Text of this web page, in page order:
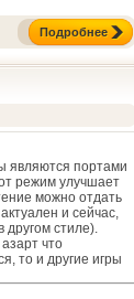
Подробнее
являются портами
режим улучшает
можно отдать
и сейчас,
стиле).
что
то и другие игры